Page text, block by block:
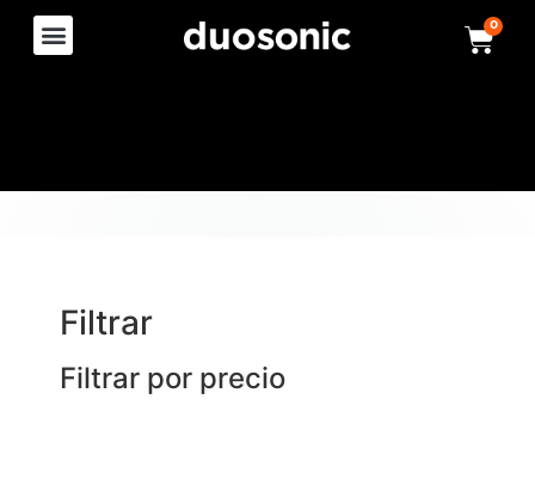
0
Filtrar
Filtrar por precio